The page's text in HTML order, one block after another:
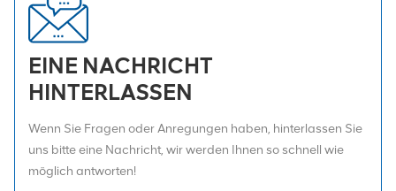
EINE NACHRICHT
HINTERLASSEN
Wenn Sie Fragen oder Anregungen haben, hinterlassen Sie
uns bitte eine Nachricht, wir werden Ihnen so schnell wie
möglich antworten!